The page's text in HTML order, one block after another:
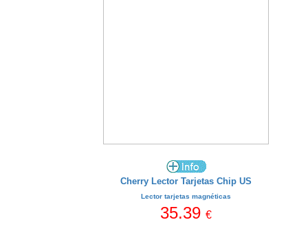
Cherry Lector Tarjetas Chip US
Lector tarjetas magnéticas
35.39 €